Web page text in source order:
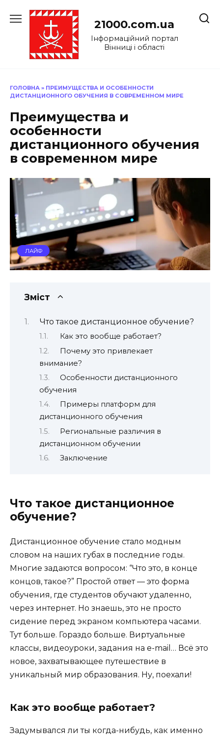
до
21000.com.ua
Інформаційний портал
Вінниці і області
ГОЛОВНА » ПРЕИМУЩЕСТВА И ОСОБЕННОСТИ
ДИСТАНЦИОННОГО ОБУЧЕНИЯ В СОВРЕМЕННОМ МИРЕ
Преимущества и
особенности
дистанционного обучения
в современном мире
ЛАЙФ
Зміст
Что такое дистанционное обучение?
Как это вообще работает?
Почему это привлекает
внимание?
Особенности дистанционного
обучения
Примеры платформ для
дистанционного обучения
Региональные различия в
дистанционном обучении
Заключение
Что такое дистанционное
обучение?
Дистанционное обучение стало модным
словом на наших губах в последние годы.
Многие задаются вопросом: “Что это, в конце
концов, такое?” Простой ответ — это форма
обучения, где студентов обучают удаленно,
через интернет. Но знаешь, это не просто
сидение перед экраном компьютера часами.
Тут больше. Гораздо больше. Виртуальные
классы, видеоуроки, задания на e-mail… Всё это
новое, захватывающее путешествие в
уникальный мир образования. Ну, поехали!
Как это вообще работает?
Задумывался ли ты когда-нибудь, как именно